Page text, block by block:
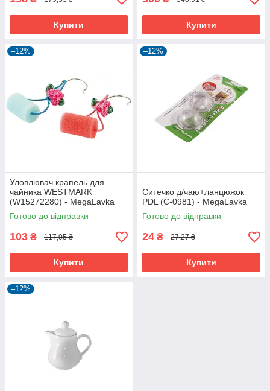
Купити Купити
–12%
Уловлювач крапель для
чайника WESTMARK
(W15272280) - MegaLavka
Готово до відправки
103 ₴ 117,05 ₴
Купити
–12%
Ситечко д/чаю+ланцюжок
PDL (C-0981) - MegaLavka
Готово до відправки
24 ₴ 27,27 ₴
Купити
–12%